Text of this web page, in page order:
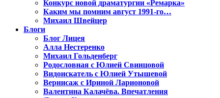
Конкурс новой драматургии «Ремарка»
Каким мы помним август 1991-го…
Михаил Швейцер
Блоги
Блог Лицея
Алла Нестеренко
Михаил Гольденберг
Родословная с Юлией Свинцовой
Видоискатель с Юлией Утышевой
Вернисаж с Ириной Ларионовой
Валентина Калачёва. Впечатления